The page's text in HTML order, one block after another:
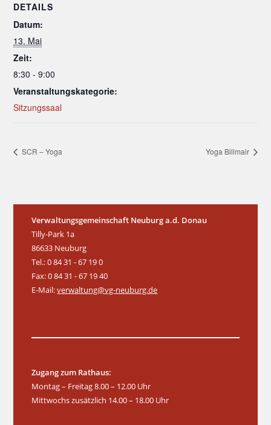
DETAILS
Datum:
13. Mai
Zeit:
8:30 - 9:00
Veranstaltungskategorie:
Sitzungssaal
SCR – Yoga Yoga Billmair
Verwaltungsgemeinschaft Neuburg a.d. Donau
Tilly-Park 1a
86633 Neuburg
Tel.: 0 84 31 - 67 19 0
Fax: 0 84 31 - 67 19 40
E-Mail:verwaltung@vg-neuburg.de
Zugang zum Rathaus:
Montag – Freitag 8.00 – 12.00 Uhr
Mittwochs zusätzlich 14.00 – 18.00 Uhr